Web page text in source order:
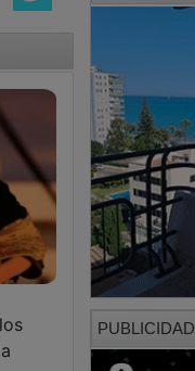
PUBLICIDAD